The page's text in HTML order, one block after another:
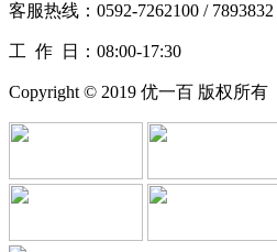
客服热线：0592-7262100 / 7893832
工作 日：08:00-17:30
Copyright © 2019 优一百 版权所有